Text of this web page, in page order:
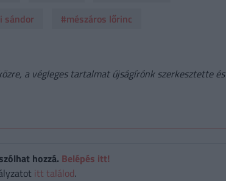
sándor
#mészáros lőrinc
a végleges tartalmat újságírónk szerkesztette és
hozzá. Belépés itt!
itt találod.